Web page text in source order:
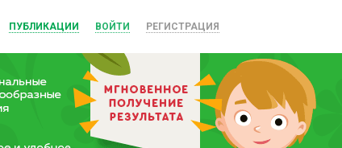
ПУБЛИКАЦИИ ВОЙТИ РЕГИСТРАЦИЯ